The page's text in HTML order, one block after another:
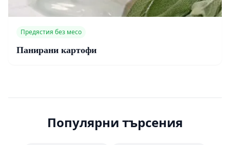
Предястия без месо
Панирани картофи
Популярни търсения